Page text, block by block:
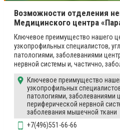
Возможности отделения
Медицинского центра
Ключевое преимущество нашего
узкопрофильных специалистов,
патологиями, заболеваниями
нервной системы и, частично,
Ключевое преимущество
узкопрофильных
патологиями, заболеваниями
периферической нервной
заболевания мышечной ткани
+7(496)551-66-66